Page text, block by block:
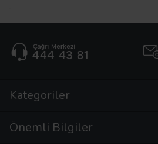
Kategoriler
Önemli Bilgiler